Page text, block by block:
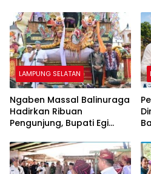
LAMPUNG SELATAN
Ngaben Massal Balinuraga
Hadirkan Ribuan
Pengunjung, Bupati Egi
Gotong Royong